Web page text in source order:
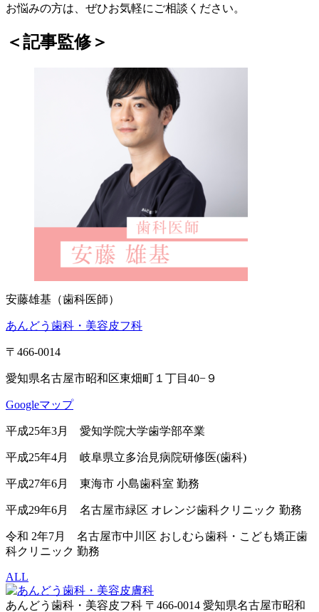
お悩みの方は、ぜひお気軽にご相談ください。
＜記事監修＞
安藤雄基（歯科医師）
あんどう歯科・美容皮フ科
〒466-0014
愛知県名古屋市昭和区東畑町１丁目40−９
Googleマップ
平成25年3月 愛知学院大学歯学部卒業
平成25年4月 岐阜県立多治見病院研修医(歯科)
平成27年6月 東海市 小島歯科室 勤務
平成29年6月 名古屋市緑区 オレンジ歯科クリニック 勤務
令和 2年7月 名古屋市中川区 おしむら歯科・こども矯正歯
科クリニック 勤務
ALL
あんどう歯科・美容皮フ科 〒466-0014 愛知県名古屋市昭和